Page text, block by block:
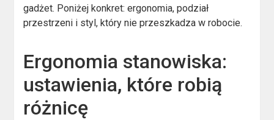
gadżet. Poniżej konkret: ergonomia, podział
przestrzeni i styl, który nie przeszkadza w robocie.
Ergonomia stanowiska:
ustawienia, które robią
różnicę